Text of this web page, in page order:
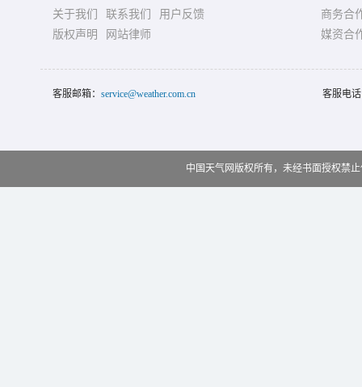
关于我们 联系我们
用户反馈
版权声明
网站律师
商务合
媒资合
客服邮箱： service@weather.com.cn 客服电
中国天气网版权所有，未经书面授权